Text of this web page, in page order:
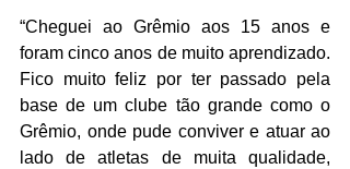
“Cheguei ao Grêmio aos 15 anos e
foram cinco anos de muito aprendizado.
Fico muito feliz por ter passado pela
base de um clube tão grande como o
Grêmio, onde pude conviver e atuar ao
lado de atletas de muita qualidade,